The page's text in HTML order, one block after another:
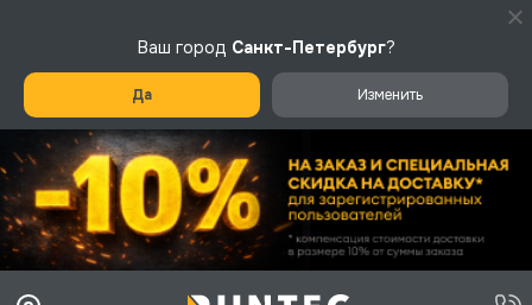
Ваш город Санкт-Петербург?
Да Изменить